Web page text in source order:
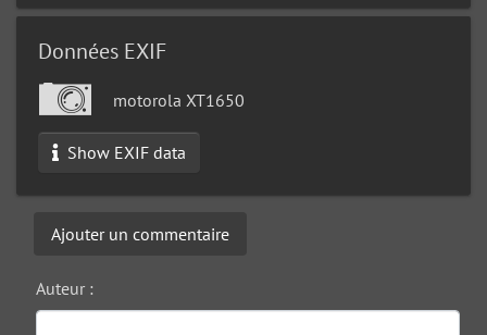
Données EXIF
motorola XT1650
Show EXIF data
Ajouter un commentaire
Auteur :